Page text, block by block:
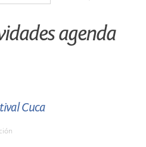
agenda
Cuca